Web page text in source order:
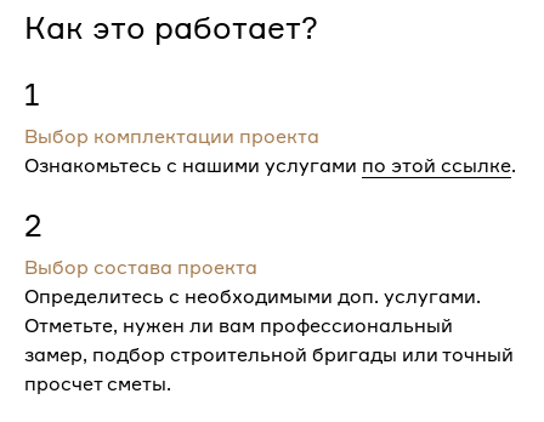
Как это работает?
1
Выбор комплектации проекта
Ознакомьтесь с нашими услугами по этой ссылке.
2
Выбор состава проекта
Определитесь с необходимыми доп. услугами.
Отметьте, нужен ли вам профессиональный
замер, подбор строительной бригады или точный
просчет сметы.